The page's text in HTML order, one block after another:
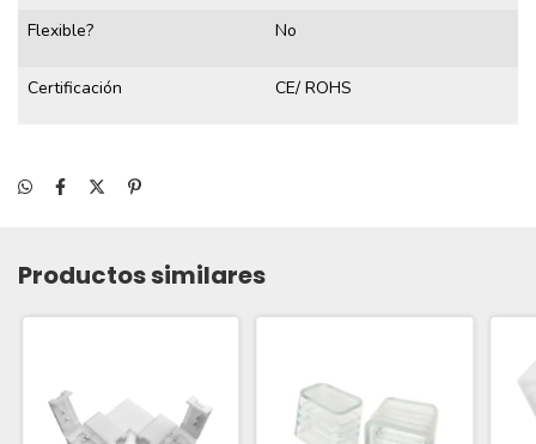
Flexible? No
Certificación CE/ ROHS
Productos similares